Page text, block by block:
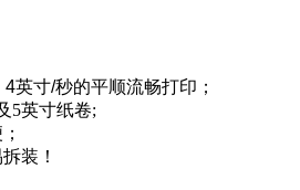
4英寸/秒的平顺流畅打印；
5英寸纸卷;
装！